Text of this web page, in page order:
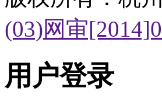
(03)网审
用户登录